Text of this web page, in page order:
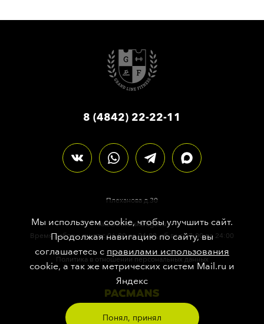
8 (4842) 22-22-11
Плеханова д.30
sale@fitnesskaluga.ru
Время работы: пн-пт с 06:00 до 24:00, сб-вс с 07:00 до 24:00
Политика в отношении персональных данных
Великого и Ужасного Фитнеса
Мы используем cookie, чтобы улучшить сайт.
Продолжая навигацию по сайту, вы
соглашаетесь с правилами использования
cookie, а так же метрических систем Mail.ru и
Яндекс
Понял, принял